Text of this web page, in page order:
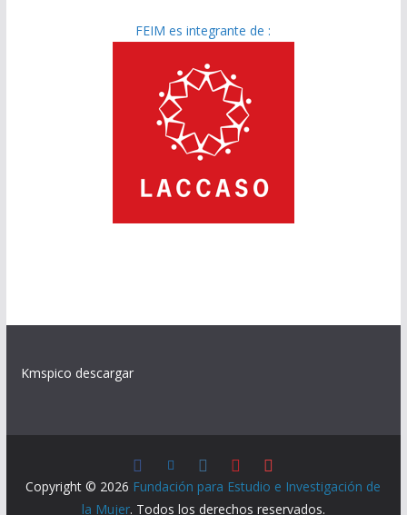
FEIM es integrante de :
Kmspico descargar
Copyright © 2026 Fundación para Estudio e Investigación de
la Mujer. Todos los derechos reservados.